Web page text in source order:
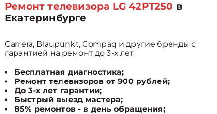
Ремонт телевизора LG 42PT250 в
Екатеринбурге
Carrera, Blaupunkt, Compaq и другие бренды с
гарантией на ремонт до 3-х лет
Бесплатная диагностика;
Ремонт телевизоров от 900 рублей;
До 3-х лет гарантии;
Быстрый выезд мастера;
85% ремонтов - в день обращения;